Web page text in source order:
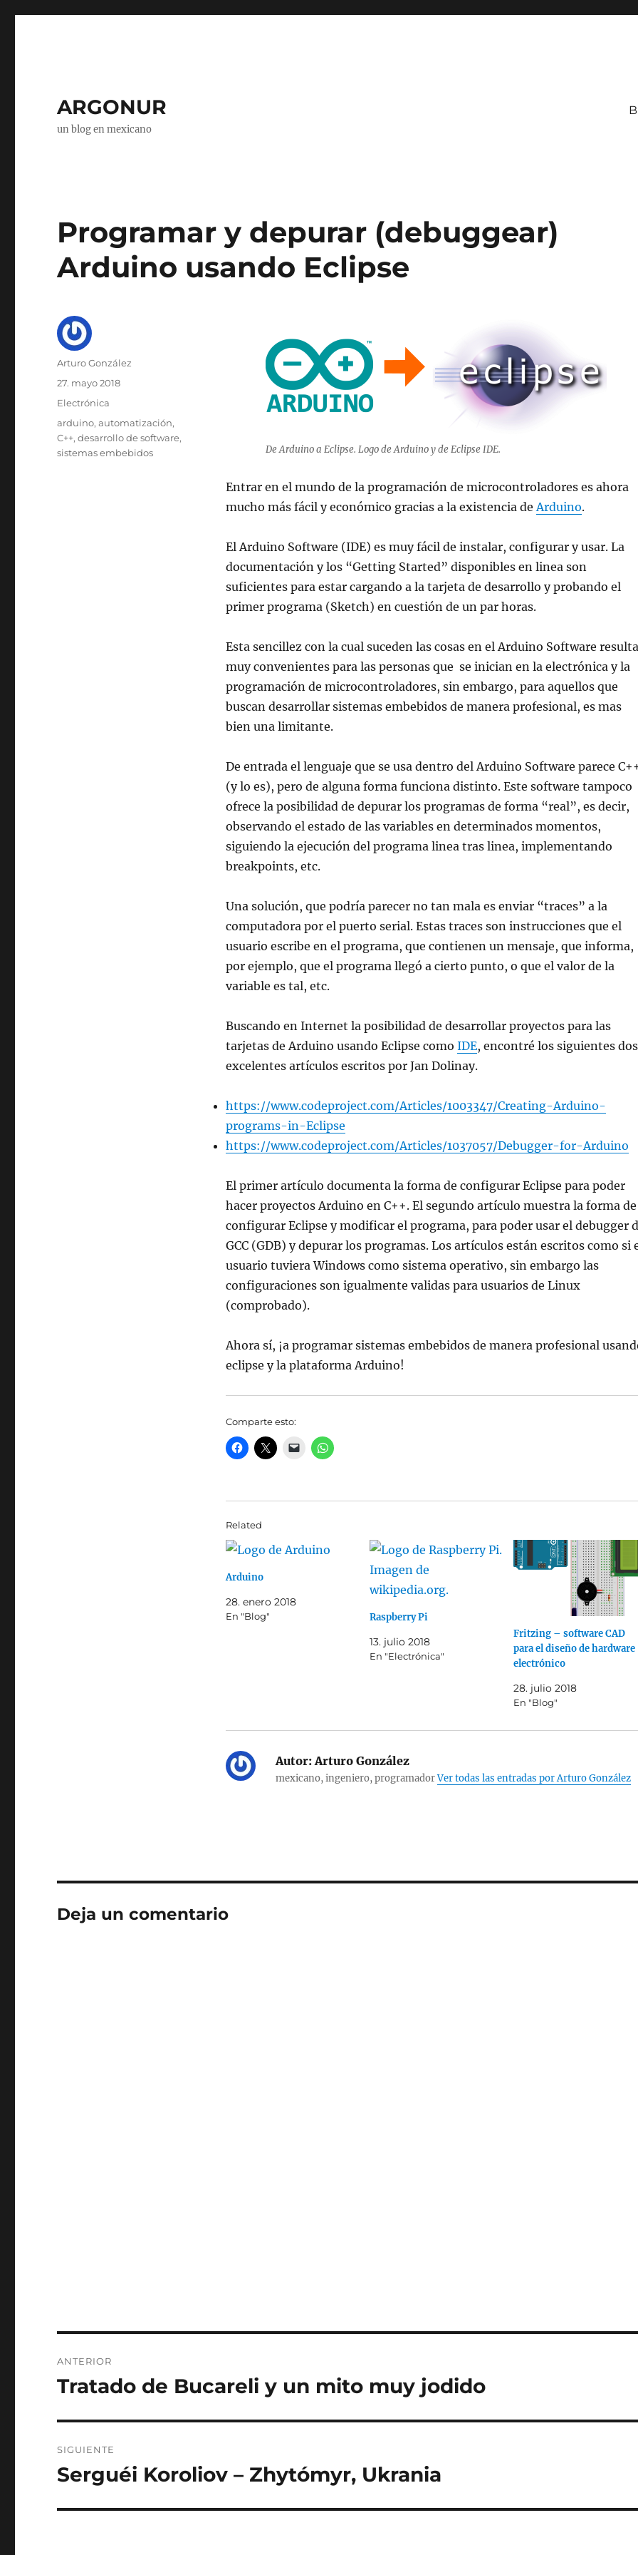
ARGONUR
un blog en mexicano
Programar y depurar (debuggear)
Arduino usando Eclipse
De Arduino a Eclipse. Logo de Arduino y de Eclipse IDE.
Entrar en el mundo de la programación de microcontroladores es ahora
mucho más fácil y económico gracias a la existencia deArduino.
El Arduino Software (IDE) es muy fácil de instalar, configurar y usar. La
documentación y los “Getting Started” disponibles en linea son
suficientes para estar cargando a la tarjeta de desarrollo y probando el
primer programa (Sketch) en cuestión de un par horas.
Esta sencillez con la cual suceden las cosas en el Arduino Software resulta
muy convenientes para las personas que se inician en la electrónica y la
programación de microcontroladores, sin embargo, para aquellos que
buscan desarrollar sistemas embebidos de manera profesional, es mas
bien una limitante.
De entrada el lenguaje que se usa dentro del Arduino Software parece
(y lo es), pero de alguna forma funciona distinto. Este software tampoco
ofrece la posibilidad de depurar los programas de forma “real”, es decir,
observando el estado de las variables en determinados momentos,
siguiendo la ejecución del programa linea tras linea, implementando
breakpoints, etc.
Una solución, que podría parecer no tan mala es enviar “traces” a la
computadora por el puerto serial. Estas traces son instrucciones que el
usuario escribe en el programa, que contienen un mensaje, que informa,
por ejemplo, que el programa llegó a cierto punto, o que el valor de la
variable es tal, etc.
Buscando en Internet la posibilidad de desarrollar proyectos para las
tarjetas de Arduino usando Eclipse como IDE, encontré los siguientes dos
excelentes artículos escritos por Jan Dolinay.
https://www.codeproject.com/Articles/1003347/Creating-Arduino-
programs-in-Eclipse
https://www.codeproject.com/Articles/1037057/Debugger-for-Arduino
El primer artículo documenta la forma de configurar Eclipse para poder
hacer proyectos Arduino en C++. El segundo artículo muestra la forma de
configurar Eclipse y modificar el programa, para poder usar el debugger
GCC (GDB) y depurar los programas. Los artículos están escritos como si
usuario tuviera Windows como sistema operativo, sin embargo las
configuraciones son igualmente validas para usuarios de Linux
(comprobado).
Ahora sí, ¡a programar sistemas embebidos de manera profesional
eclipse y la plataforma Arduino!
Comparte esto:
Related
Arduino
28. enero 2018
En "Blog" Raspberry Pi
13. julio 2018
En "Electrónica"
Fritzing – software CAD
para el diseño de hardware
electrónico
28. julio 2018
En "Blog"
Autor:Arturo González
mexicano, ingeniero, programadorVer todas las entradas por Arturo González
Autor
Arturo González
Publicado
el
27. mayo 2018
Categorías
Electrónica
Etiquetas
arduino,automatización,
C++,desarrollo de software,
sistemas embebidos
Deja un comentario
de
ANTERIOR
Entrada
Tratado de Bucareli y un mito muy jodido
SIGUIENTE
Siguiente
Serguéi Koroliov – Zhytómyr, Ukrania